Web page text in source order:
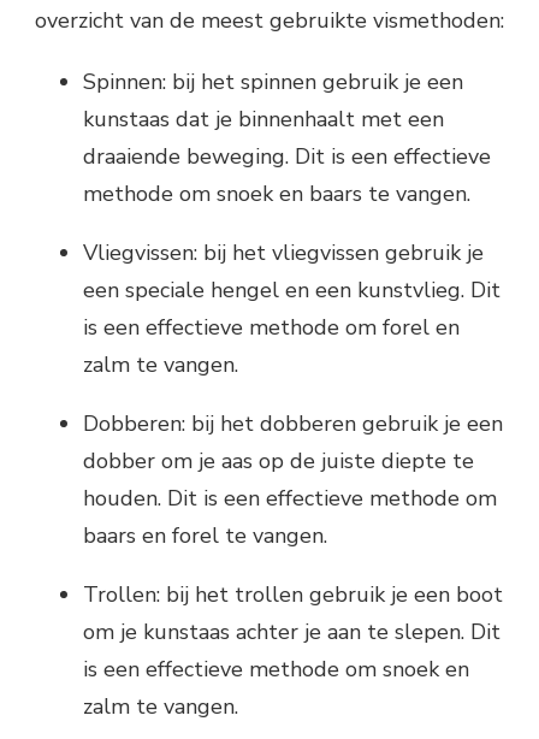
overzicht van de meest gebruikte vismethoden:
Spinnen: bij het spinnen gebruik je een
kunstaas dat je binnenhaalt met een
draaiende beweging. Dit is een effectieve
methode om snoek en baars te vangen.
Vliegvissen: bij het vliegvissen gebruik je
een speciale hengel en een kunstvlieg. Dit
is een effectieve methode om forel en
zalm te vangen.
Dobberen: bij het dobberen gebruik je een
dobber om je aas op de juiste diepte te
houden. Dit is een effectieve methode om
baars en forel te vangen.
Trollen: bij het trollen gebruik je een boot
om je kunstaas achter je aan te slepen. Dit
is een effectieve methode om snoek en
zalm te vangen.